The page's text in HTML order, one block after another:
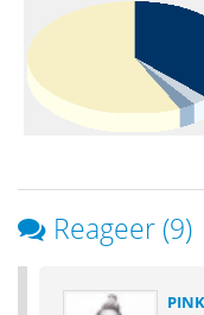
Reageer (9)